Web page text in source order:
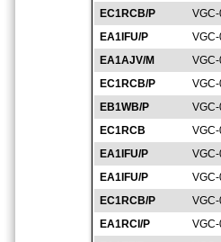
EC1RCB/P
EA1IFU/P
EA1AJV/M
EC1RCB/P
EB1WB/P
EC1RCB
EA1IFU/P
EA1IFU/P
EC1RCB/P
EA1RCI/P